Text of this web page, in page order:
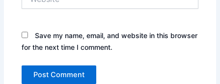
Save my name, email, and website in this browser
for the next time I comment.